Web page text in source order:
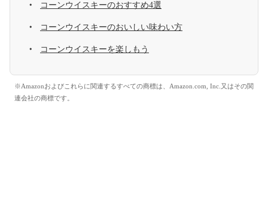
コーンウイスキーのおすすめ4選
コーンウイスキーのおいしい味わい方
コーンウイスキーを楽しもう
※Amazonおよびこれらに関連するすべての商標は、Amazon.com, Inc.又はその関
連会社の商標です。